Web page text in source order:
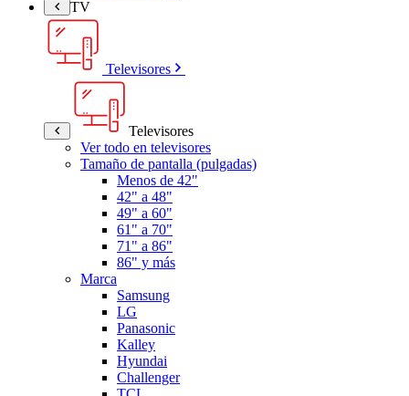
TV
Televisores
Televisores
Ver todo en televisores
Tamaño de pantalla (pulgadas)
Menos de 42"
42" a 48"
49" a 60"
61" a 70"
71" a 86"
86" y más
Marca
Samsung
LG
Panasonic
Kalley
Hyundai
Challenger